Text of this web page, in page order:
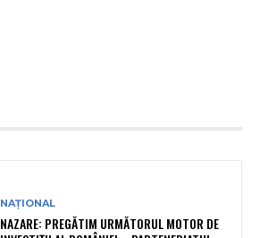
NAȚIONAL
NAZARE: PREGĂTIM URMĂTORUL MOTOR DE